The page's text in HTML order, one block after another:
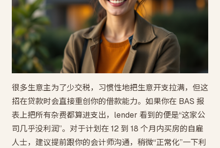
很多生意主为了少交税，习惯性地把生意开支拉满，但这
招在贷款时会直接重创你的借款能力。如果你在 BAS 报
表上把所有杂费都算进支出，lender 看到的便是“这家公
司几乎没利润”。对于计划在 12 到 18 个月内买房的自雇
人士，建议提前跟你的会计师沟通，稍微“正常化”一下利